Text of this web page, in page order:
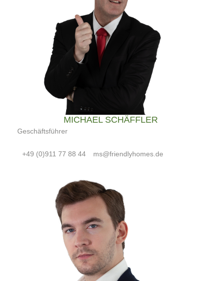
MICHAEL SCHÄFFLER
Geschäftsführer
+49 (0)911 77 88 44 ms@friendlyhomes.de